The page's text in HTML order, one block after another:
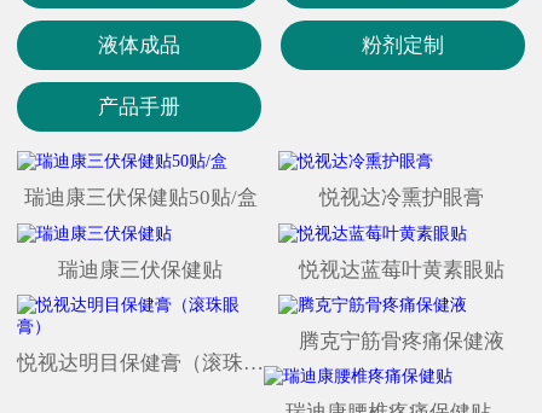
液体成品 粉剂定制
产品手册
瑞迪康三伏保健贴50贴/盒 悦视达冷熏护眼膏
瑞迪康三伏保健贴 悦视达蓝莓叶黄素眼贴
悦视达明目保健膏（滚珠眼膏）
腾克宁筋骨疼痛保健液